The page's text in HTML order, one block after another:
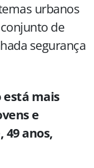
urbanos
de
segurança
está mais
e
49 anos,